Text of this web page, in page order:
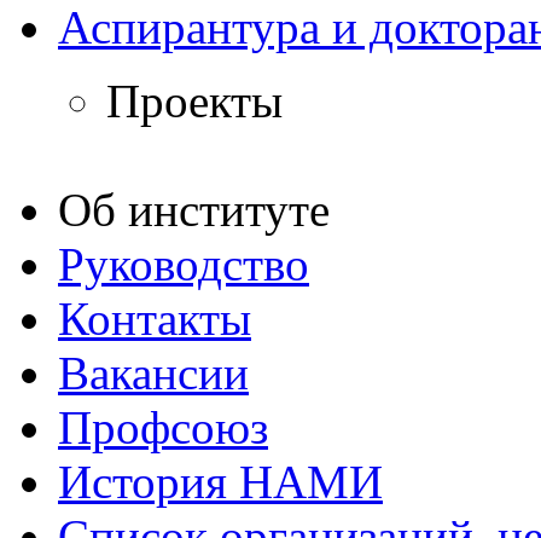
Аспирантура и
Проекты
Об институте
Руководство
Контакты
Вакансии
Профсоюз
История НАМИ